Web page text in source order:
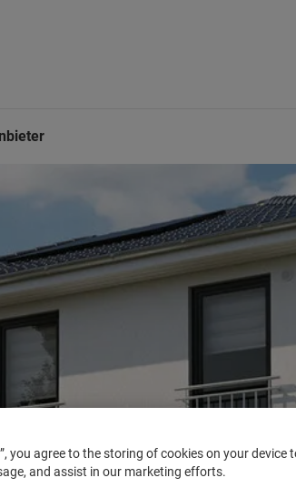
you agree to the storing of cookies on your device
and assist in our marketing efforts.